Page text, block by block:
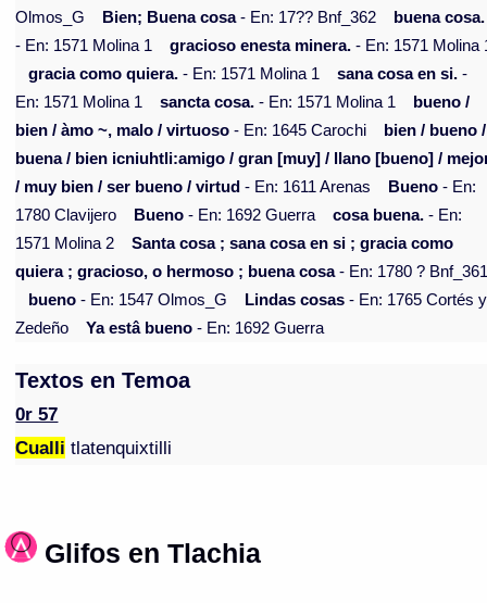
Olmos_G
Bien; Buena cosa- En: 17?? Bnf_362
buena cosa.
- En: 1571 Molina 1
gracioso enesta minera. - En: 1571 Molina
gracia como quiera. - En: 1571 Molina 1 sana cosa en si. -
En: 1571 Molina 1
sancta cosa. - En: 1571 Molina 1
bueno /
bien / àmo ~, malo / virtuoso - En: 1645 Carochi
bien / bueno /
buena / bien icniuhtli:amigo / gran [muy] / llano [bueno] /
/ muy bien / ser bueno / virtud - En: 1611 Arenas Bueno - En:
1780 Clavijero
Bueno - En: 1692 Guerra cosa buena. - En:
1571 Molina 2
Santa cosa ; sana cosa en si ; gracia como
quiera ; gracioso, o hermoso ; buena cosa- En: 1780 ?
bueno - En: 1547 Olmos_G Lindas cosas - En: 1765 Cortés y
Zedeño
Ya estâ bueno - En: 1692 Guerra
Textos en Temoa
0r 57
Cualli tlatenquixtilli
Glifos en Tlachia